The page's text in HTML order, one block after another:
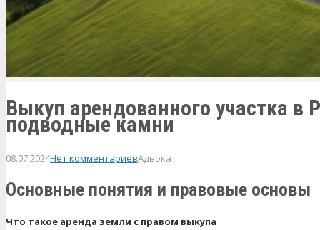
Выкуп арендованного участка в
подводные камни
08.07.2024Нет комментариевАдвокат
Основные понятия и правовые основы
Что такое аренда земли с правом выкупа